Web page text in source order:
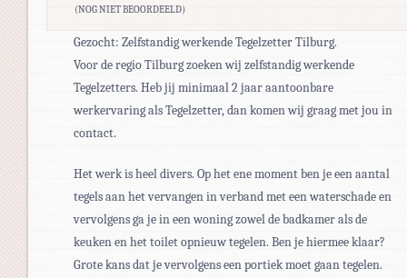
(NOG NIET BEOORDEELD)
Gezocht: Zelfstandig werkende Tegelzetter Tilburg.
Voor de regio Tilburg zoeken wij zelfstandig werkende
Tegelzetters. Heb jij minimaal 2 jaar aantoonbare
werkervaring als Tegelzetter, dan komen wij graag met jou in
contact.
Het werk is heel divers. Op het ene moment ben je een aantal
tegels aan het vervangen in verband met een waterschade en
vervolgens ga je in een woning zowel de badkamer als de
keuken en het toilet opnieuw tegelen. Ben je hiermee klaar?
Grote kans dat je vervolgens een portiek moet gaan tegelen.